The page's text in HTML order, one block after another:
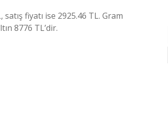
fiyatı ise 2925.46 TL. Gram
8776 TL’dir.